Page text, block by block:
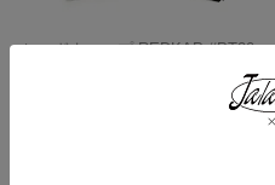
レッドキャップ REDKAP #PT20